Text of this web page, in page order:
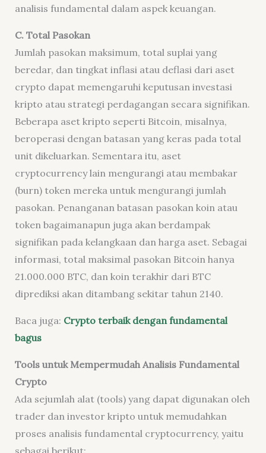
analisis fundamental dalam aspek keuangan.
C. Total Pasokan
Jumlah pasokan maksimum, total suplai yang
beredar, dan tingkat inflasi atau deflasi dari aset
crypto dapat memengaruhi keputusan investasi
kripto atau strategi perdagangan secara signifikan.
Beberapa aset kripto seperti Bitcoin, misalnya,
beroperasi dengan batasan yang keras pada total
unit dikeluarkan. Sementara itu, aset
cryptocurrency lain mengurangi atau membakar
(burn) token mereka untuk mengurangi jumlah
pasokan. Penanganan batasan pasokan koin atau
token bagaimanapun juga akan berdampak
signifikan pada kelangkaan dan harga aset. Sebagai
informasi, total maksimal pasokan Bitcoin hanya
21.000.000 BTC, dan koin terakhir dari BTC
diprediksi akan ditambang sekitar tahun 2140.
Baca juga: Crypto terbaik dengan fundamental
bagus
Tools untuk Mempermudah Analisis Fundamental
Crypto
Ada sejumlah alat (tools) yang dapat digunakan oleh
trader dan investor kripto untuk memudahkan
proses analisis fundamental cryptocurrency, yaitu